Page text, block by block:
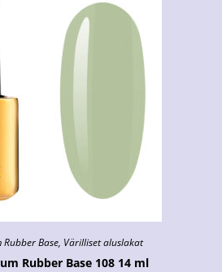
Rubber Base, Värilliset aluslakat
Rubber Base 108 14 ml